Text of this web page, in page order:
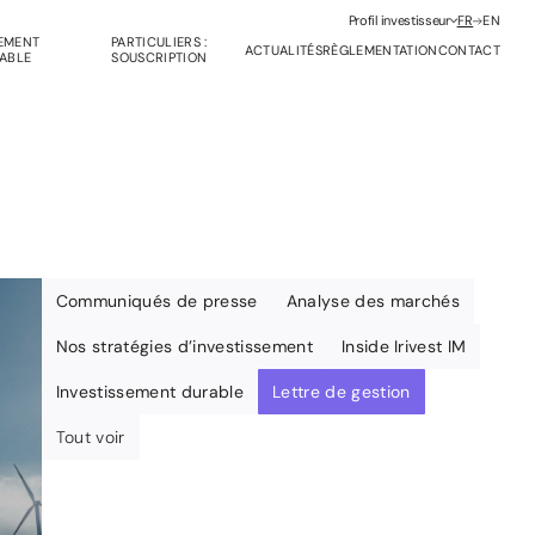
Profil investisseur FR EN
PARTICULIERS :
SOUSCRIPTION
ACTUALITÉSRÈGLEMENTATIONCONTACT
Company Services
Communiqués de presse Analyse des marchés
Nos stratégies d’investissement Inside Irivest IM
Investissement durable Lettre de gestion
Tout voir